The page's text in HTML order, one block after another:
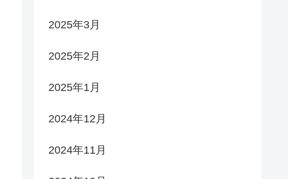
2025年3月
2025年2月
2025年1月
2024年12月
2024年11月